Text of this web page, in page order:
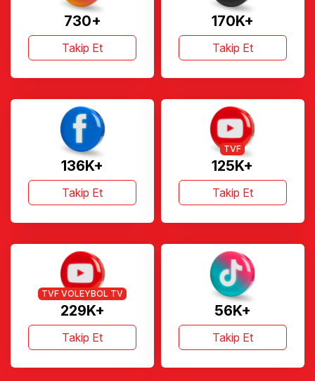
730+
Takip Et
170K+
Takip Et
136K+
Takip Et
125K+
TVF
Takip Et
229K+
TVF VOLEYBOL TV
Takip Et
56K+
Takip Et